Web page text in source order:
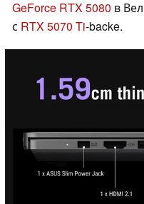
GeForce RTX 5080 в
с RTX 5070 Ti-backe.